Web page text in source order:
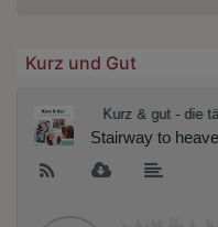
Kurz und Gut